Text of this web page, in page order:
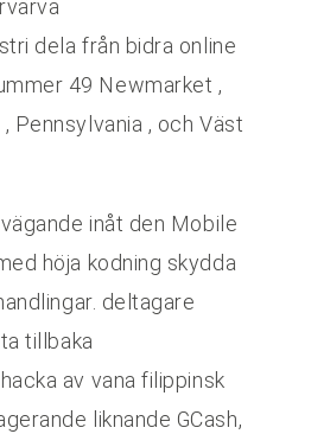
dela från bidra online
49 Newmarket ,
Pennsylvania , och Väst
inåt den Mobile
höja kodning skydda
deltagare
tillbaka
av vana filippinsk
liknande GCash,